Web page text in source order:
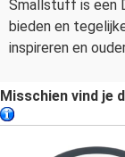
Smallstuff is een
bieden en
inspireren en
Misschien vind je